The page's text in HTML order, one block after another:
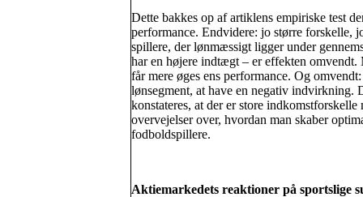
Dette bakkes op af artiklens empiriske test
performance. Endvidere: jo større forskelle,
spillere, der lønmæssigt ligger under
har en højere indtægt – er effekten omvendt.
får mere øges ens performance. Og
lønsegment, at have en negativ indvirkning.
konstateres, at der er store
overvejelser over, hvordan man skaber
fodboldspillere.
Aktiemarkedets reaktioner på sportslige